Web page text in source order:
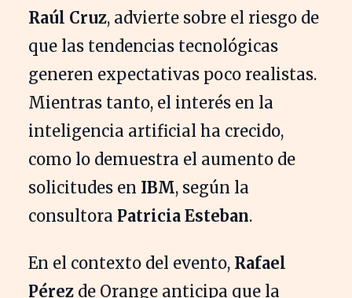
Raúl Cruz, advierte sobre el riesgo de
que las tendencias tecnológicas
generen expectativas poco realistas.
Mientras tanto, el interés en la
inteligencia artificial ha crecido,
como lo demuestra el aumento de
solicitudes en IBM, según la
consultora Patricia Esteban.
En el contexto del evento, Rafael
Pérez de Orange anticipa que la